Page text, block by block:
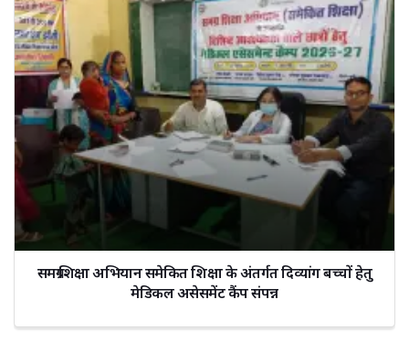
समग्र शिक्षा अभियान समेकित शिक्षा के अंतर्गत दिव्यांग बच्चों हेतु
मेडिकल असेसमेंट कैंप संपन्न